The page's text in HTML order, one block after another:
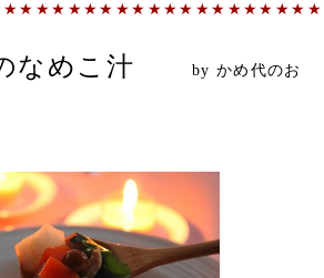
なめこ汁 by かめ代のお